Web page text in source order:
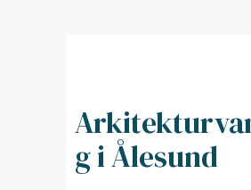
g i Ålesund